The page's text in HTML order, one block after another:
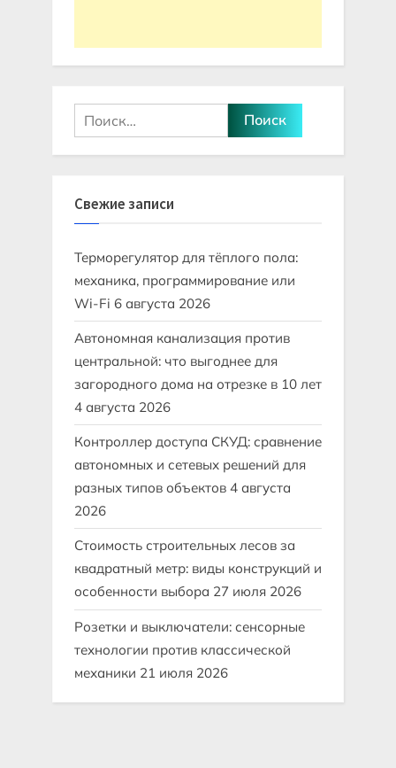
Найти:
Свежие записи
Терморегулятор для тёплого пола:
механика, программирование или
Wi-Fi 6 августа 2026
Автономная канализация против
центральной: что выгоднее для
загородного дома на отрезке в 10 лет
4 августа 2026
Контроллер доступа СКУД: сравнение
автономных и сетевых решений для
разных типов объектов 4 августа
2026
Стоимость строительных лесов за
квадратный метр: виды конструкций и
особенности выбора 27 июля 2026
Розетки и выключатели: сенсорные
технологии против классической
механики 21 июля 2026